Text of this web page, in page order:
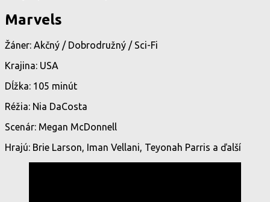
Marvels
Žáner: Akčný / Dobrodružný / Sci-Fi
Krajina: USA
Dĺžka: 105 minút
Réžia: Nia DaCosta
Scenár: Megan McDonnell
Hrajú: Brie Larson, Iman Vellani, Teyonah Parris a ďalší